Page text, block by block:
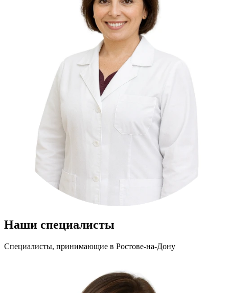
Наши специалисты
Специалисты, принимающие в Ростове-на-Дону